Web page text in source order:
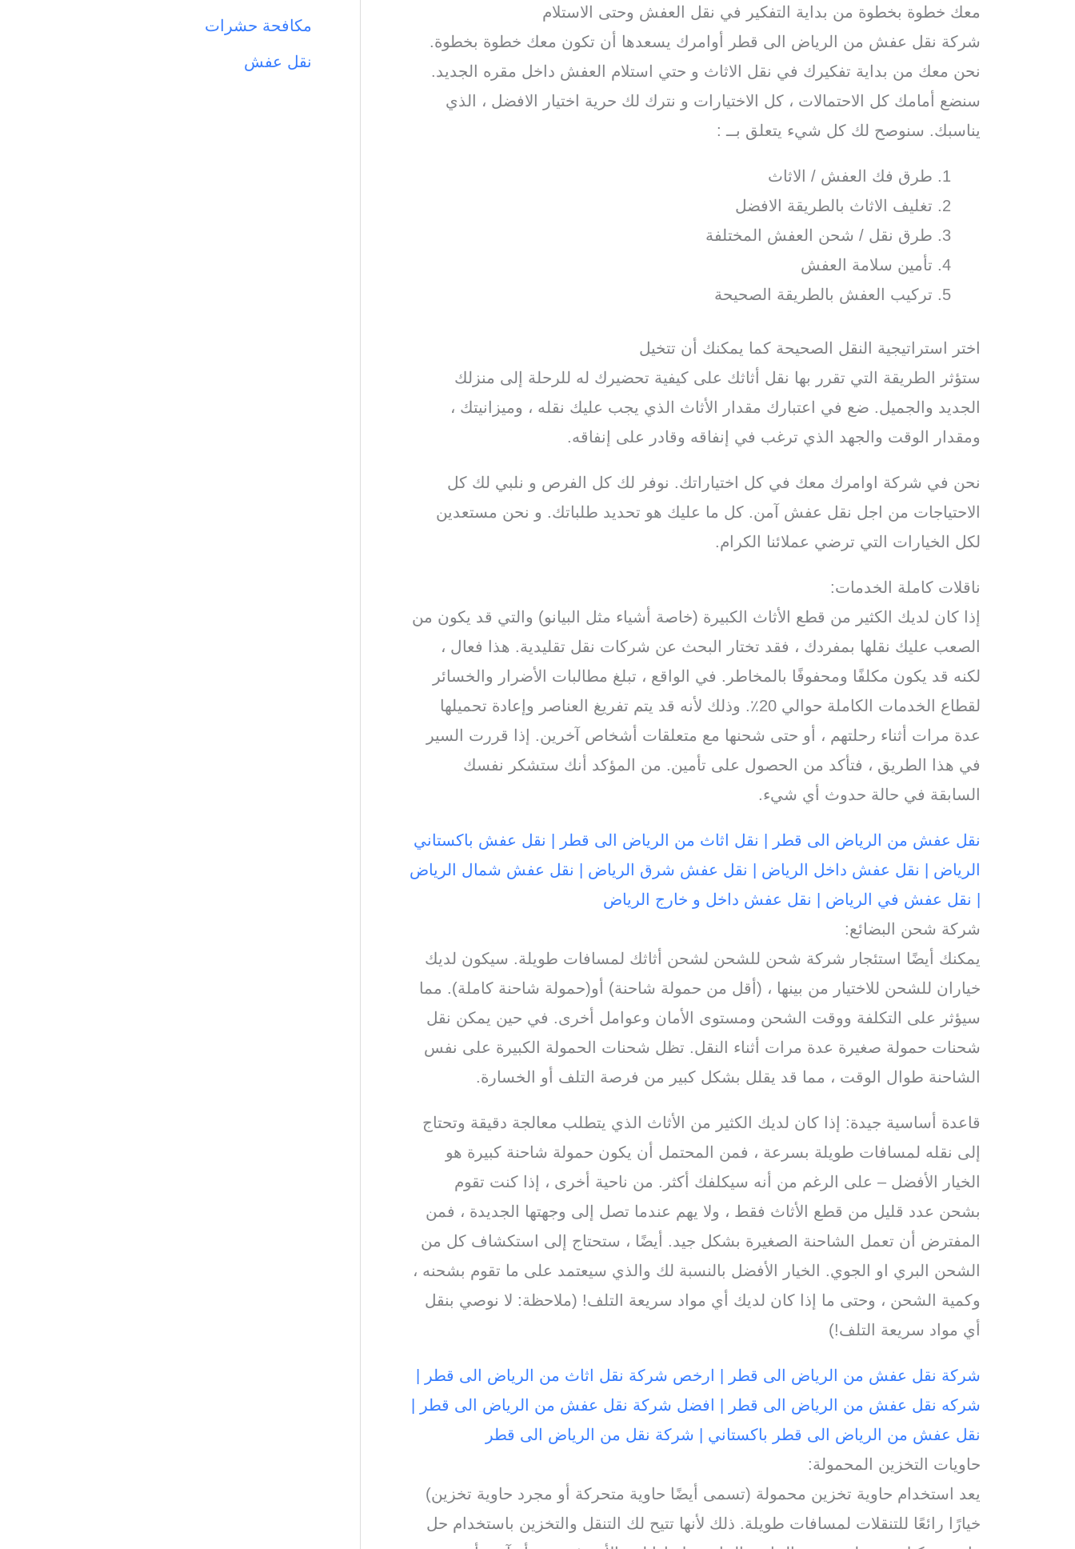
معك خطوة بخطوة من بداية التفكير في نقل العفش وحتى الاستلام
شركة نقل عفش من الرياض الى قطر أوامرك يسعدها أن تكون معك خطوة بخطوة.
نحن معك من بداية تفكيرك في نقل الاثاث و حتي استلام العفش داخل مقره الجديد.
سنضع أمامك كل الاحتمالات ، كل الاختيارات و نترك لك حرية اختيار الافضل ، الذي
يناسبك. سنوصح لك كل شيء يتعلق بــ :
طرق فك العفش / الاثاث
تغليف الاثاث بالطريقة الافضل
طرق نقل / شحن العفش المختلفة
تأمين سلامة العفش
تركيب العفش بالطريقة الصحيحة
اختر استراتيجية النقل الصحيحة كما يمكنك أن تتخيل
ستؤثر الطريقة التي تقرر بها نقل أثاثك على كيفية تحضيرك له للرحلة إلى منزلك
الجديد والجميل. ضع في اعتبارك مقدار الأثاث الذي يجب عليك نقله ، وميزانيتك ،
ومقدار الوقت والجهد الذي ترغب في إنفاقه وقادر على إنفاقه.
نحن في شركة اوامرك معك في كل اختياراتك. نوفر لك كل الفرص و نلبي لك كل
الاحتياجات من اجل نقل عفش آمن. كل ما عليك هو تحديد طلباتك. و نحن مستعدين
لكل الخيارات التي ترضي عملائنا الكرام.
ناقلات كاملة الخدمات:
إذا كان لديك الكثير من قطع الأثاث الكبيرة (خاصة أشياء مثل البيانو) والتي قد يكون من
الصعب عليك نقلها بمفردك ، فقد تختار البحث عن شركات نقل تقليدية. هذا فعال ،
لكنه قد يكون مكلفًا ومحفوفًا بالمخاطر. في الواقع ، تبلغ مطالبات الأضرار والخسائر
لقطاع الخدمات الكاملة حوالي 20٪. وذلك لأنه قد يتم تفريغ العناصر وإعادة تحميلها
عدة مرات أثناء رحلتهم ، أو حتى شحنها مع متعلقات أشخاص آخرين. إذا قررت السير
في هذا الطريق ، فتأكد من الحصول على تأمين. من المؤكد أنك ستشكر نفسك
السابقة في حالة حدوث أي شيء.
نقل عفش من الرياض الى قطر | نقل اثاث من الرياض الى قطر | نقل عفش باكستاني
الرياض | نقل عفش داخل الرياض | نقل عفش شرق الرياض | نقل عفش شمال الرياض
| نقل عفش في الرياض | نقل عفش داخل و خارج الرياض
شركة شحن البضائع:
يمكنك أيضًا استئجار شركة شحن للشحن لشحن أثاثك لمسافات طويلة. سيكون لديك
خياران للشحن للاختيار من بينها ، (أقل من حمولة شاحنة) أو(حمولة شاحنة كاملة). مما
سيؤثر على التكلفة ووقت الشحن ومستوى الأمان وعوامل أخرى. في حين يمكن نقل
شحنات حمولة صغيرة عدة مرات أثناء النقل. تظل شحنات الحمولة الكبيرة على نفس
الشاحنة طوال الوقت ، مما قد يقلل بشكل كبير من فرصة التلف أو الخسارة.
قاعدة أساسية جيدة: إذا كان لديك الكثير من الأثاث الذي يتطلب معالجة دقيقة وتحتاج
إلى نقله لمسافات طويلة بسرعة ، فمن المحتمل أن يكون حمولة شاحنة كبيرة هو
الخيار الأفضل – على الرغم من أنه سيكلفك أكثر. من ناحية أخرى ، إذا كنت تقوم
بشحن عدد قليل من قطع الأثاث فقط ، ولا يهم عندما تصل إلى وجهتها الجديدة ، فمن
المفترض أن تعمل الشاحنة الصغيرة بشكل جيد. أيضًا ، ستحتاج إلى استكشاف كل من
الشحن البري او الجوي. الخيار الأفضل بالنسبة لك والذي سيعتمد على ما تقوم بشحنه ،
وكمية الشحن ، وحتى ما إذا كان لديك أي مواد سريعة التلف! (ملاحظة: لا نوصي بنقل
أي مواد سريعة التلف!)
شركة نقل عفش من الرياض الى قطر | ارخص شركة نقل اثاث من الرياض الى قطر |
شركه نقل عفش من الرياض الى قطر | افضل شركة نقل عفش من الرياض الى قطر |
نقل عفش من الرياض الى قطر باكستاني | شركة نقل من الرياض الى قطر
حاويات التخزين المحمولة:
يعد استخدام حاوية تخزين محمولة (تسمى أيضًا حاوية متحركة أو مجرد حاوية تخزين)
خيارًا رائعًا للتنقلات لمسافات طويلة. ذلك لأنها تتيح لك التنقل والتخزين باستخدام حل
مكافحة حشرات
نقل عفش